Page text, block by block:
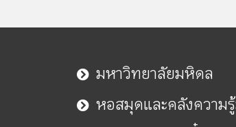
มหาวิทยาลัยมหิดล
หอสมุดและคลังความ